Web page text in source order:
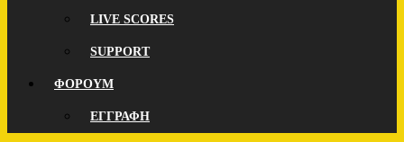
LIVE SCORES
SUPPORT
ΦΟΡΟΥΜ
ΕΓΓΡΑΦΗ